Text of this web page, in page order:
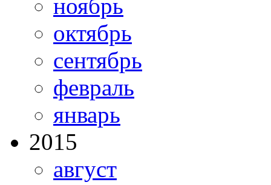
ноябрь
октябрь
сентябрь
февраль
январь
2015
август